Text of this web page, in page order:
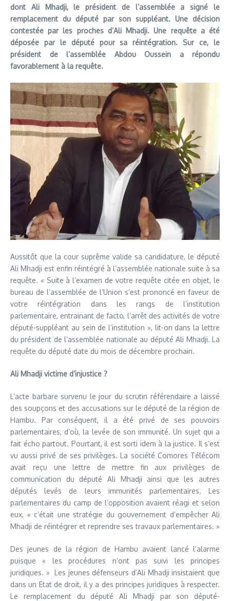
dont Ali Mhadji, le président de l’assemblée a signé le
remplacement du député par son suppléant. Une décision
contestée par les proches d’Ali Mhadji. Une requête a été
déposée par le député pour sa réintégration. Sur ce, le
président de l’assemblée Abdou Oussein a répondu
favorablement à la requête.
Aussitôt que la cour suprême valide sa candidature, le député
Ali Mhadji est enfin réintégré à l’assemblée nationale suite à sa
requête. « Suite à l’examen de votre requête citée en objet, le
bureau de l’assemblée de l’Union s’est prononcé en faveur de
votre réintégration dans les rangs de l’institution
parlementaire, entrainant de facto, l’arrêt des activités de votre
député-suppléant au sein de l’institution », lit-on dans la lettre
du président de l’assemblée nationale au député Ali Mhadji. La
requête du député date du mois de décembre prochain.
Ali Mhadji victime d’injustice ?
L’acte barbare survenu le jour du scrutin référendaire a laissé
des soupçons et des accusations sur le député de la région de
Hambu. Par conséquent, il a été privé de ses pouvoirs
parlementaires, d’où, la levée de son immunité. Un sujet qui a
fait écho partout. Pourtant, il est sorti idem à la justice. Il s’est
vu aussi privé de ses privilèges. La société Comores Télécom
avait reçu une lettre de mettre fin aux privilèges de
communication du député Ali Mhadji ainsi que les autres
députés levés de leurs immunités parlementaires. Les
parlementaires du camp de l’opposition avaient réagi et selon
eux, « c’était une stratégie du gouvernement d’empêcher Ali
Mhadji de réintégrer et reprendre ses travaux parlementaires. »
Des jeunes de la région de Hambu avaient lancé l’alarme
puisque « les procédures n’ont pas suivi les principes
juridiques. » Les jeunes défenseurs d’Ali Mhadji insistaient que
dans un Etat de droit, il y a des principes juridiques à respecter.
Le remplacement du député Ali Mhadji par son député-